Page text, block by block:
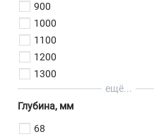
900
1000
1100
1200
1300
ещё...
Глубина, мм
68